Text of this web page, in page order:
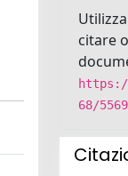
citare
68/5569